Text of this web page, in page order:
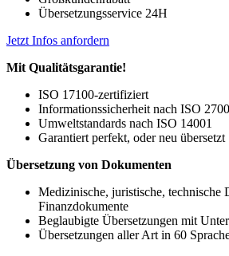
Übersetzungsservice 24H
Jetzt Infos anfordern
Mit Qualitätsgarantie!
ISO 17100-zertifiziert
Informationssicherheit nach ISO
Umweltstandards nach ISO 14001
Garantiert perfekt, oder neu übersetzt
Übersetzung von Dokumenten
Medizinische, juristische, technische
Finanzdokumente
Beglaubigte Übersetzungen mit
Übersetzungen aller Art in 60